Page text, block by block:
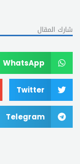
شارك المقال
WhatsApp
Twitter
Telegram